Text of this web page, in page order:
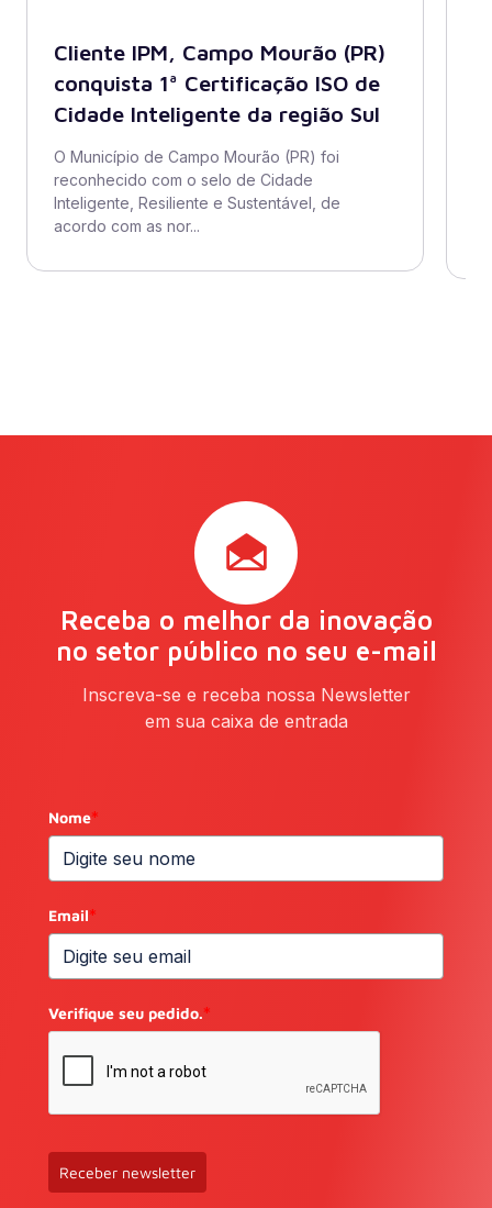
Cliente IPM, Campo Mourão (PR)
conquista 1ª Certificação ISO de
Cidade Inteligente da região Sul
O Município de Campo Mourão (PR) foi
reconhecido com o selo de Cidade
Inteligente, Resiliente e Sustentável, de
acordo com as nor...
Receba o melhor da inovação
no setor público no seu e-mail
Inscreva-se e receba nossa Newsletter
em sua caixa de entrada
Nome*
Email*
Verifique seu pedido.*
Receber newsletter